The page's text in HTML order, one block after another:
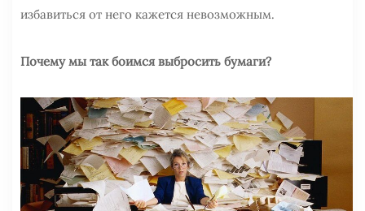
избавиться от него кажется невозможным.
Почему мы так боимся выбросить бумаги?